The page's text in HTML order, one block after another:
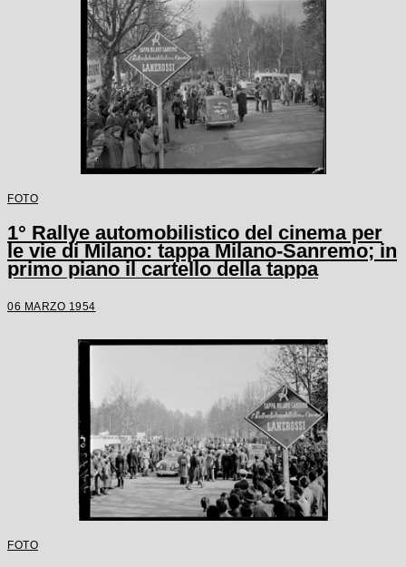
FOTO
1° Rallye automobilistico del cinema per
le vie di Milano: tappa Milano-Sanremo; in
primo piano il cartello della tappa
06 MARZO 1954
FOTO